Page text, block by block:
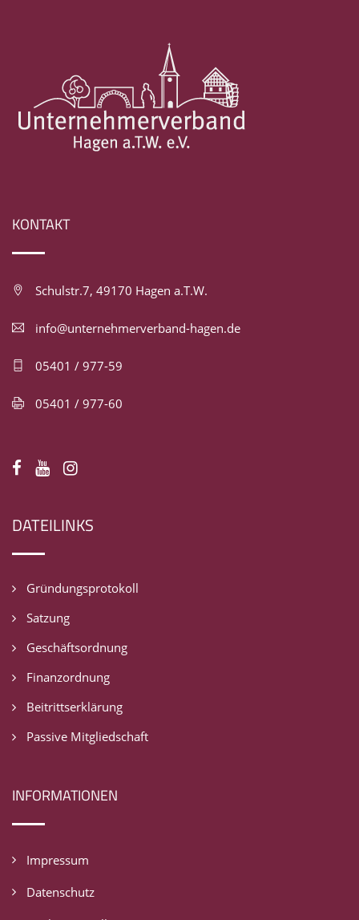
KONTAKT
Schulstr.7, 49170 Hagen a.T.W.
info@unternehmerverband-hagen.de
05401 / 977-59
05401 / 977-60
DATEILINKS
Gründungsprotokoll
Satzung
Geschäftsordnung
Finanzordnung
Beitrittserklärung
Passive Mitgliedschaft
INFORMATIONEN
Impressum
Datenschutz